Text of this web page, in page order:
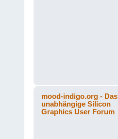
mood-indigo.org - Das
unabhängige Silicon
Graphics User Forum